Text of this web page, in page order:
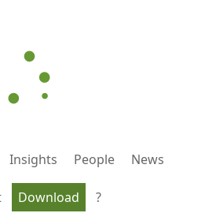
Insights People News
Download ?